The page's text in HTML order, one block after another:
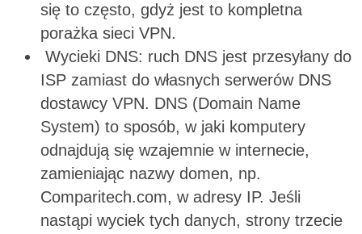
się to często, gdyż jest to kompletna
porażka sieci VPN.
Wycieki DNS: ruch DNS jest przesyłany do
ISP zamiast do własnych serwerów DNS
dostawcy VPN. DNS (Domain Name
System) to sposób, w jaki komputery
odnajdują się wzajemnie w internecie,
zamieniając nazwy domen, np.
Comparitech.com, w adresy IP. Jeśli
nastąpi wyciek tych danych, strony trzecie